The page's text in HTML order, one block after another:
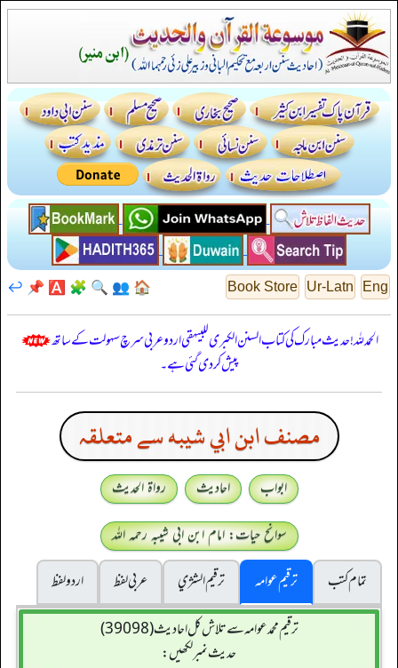
Eng
Ur-Latn
Book Store
🏠
👥
🔍
🧩
🅰️
📌
↩️
الحمدللہ! حدیث مبارک کی کتاب السنن الكبرى للبيهقي اردو عربی سرچ سہولت کے ساتھ
پیش کر دی گئی ہے۔
مصنف ابن ابي شيبه سے متعلقہ
ابواب احادیث
رواۃ الحدیث
سوانح حیات: امام ابن ابی شیبہ رحمہ اللہ
تمام کتب
ترقیم عوامہ ترقيم الشژي عربی لفظ
اردو لفظ
ترقیم محمدعوامہ سے تلاش کل احادیث (39098)
حدیث نمبر لکھیں: